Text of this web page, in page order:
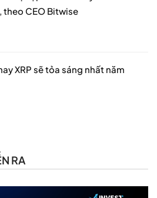
CEO Bitwise
XRP sẽ tỏa sáng nhất năm
RA